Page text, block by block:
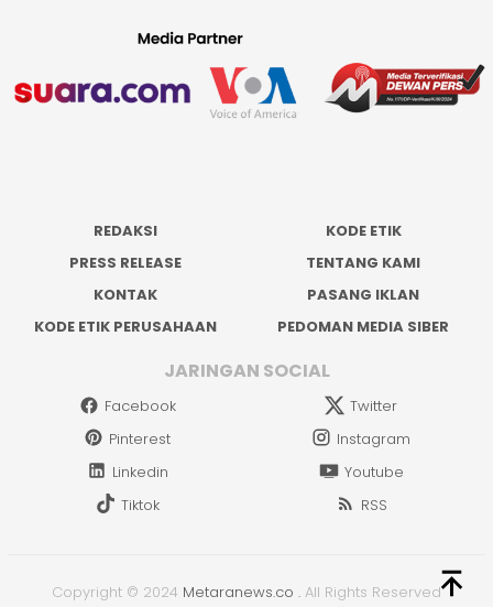
REDAKSI
KODE ETIK
PRESS RELEASE
TENTANG KAMI
KONTAK
PASANG IKLAN
KODE ETIK PERUSAHAAN
PEDOMAN MEDIA SIBER
JARINGAN SOCIAL
Facebook
Twitter
Pinterest
Instagram
Linkedin
Youtube
Tiktok
RSS
Copyright © 2024 Metaranews.co . All Rights Reserved